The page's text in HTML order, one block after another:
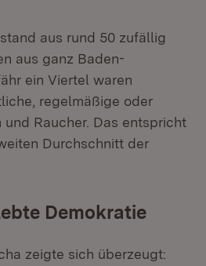
aus rund 50 zufällig
aus ganz Baden-
ein Viertel waren
regelmäßige oder
und Raucher. Das entspricht
Durchschnitt der
Demokratie
zeigte sich überzeugt: